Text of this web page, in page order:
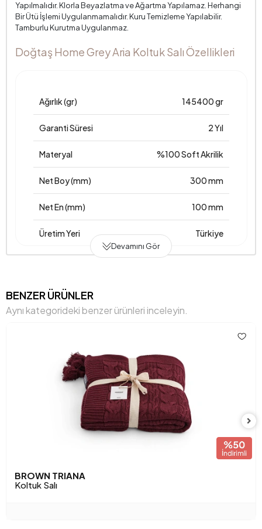
Yapılmalıdır. Klorla Beyazlatma ve Ağartma Yapılamaz. Herhangi
Bir Ütü İşlemi Uygulanmamalıdır. Kuru Temizleme Yapılabilir.
Tamburlu Kurutma Uygulanmaz.
Doğtaş Home Grey Aria Koltuk Salı Özellikleri
Ağırlık (gr) 145400 gr
Garanti Süresi 2 Yıl
Materyal %100 Soft Akrilik
Net Boy (mm) 300 mm
Net En (mm) 100 mm
Üretim Yeri Türkiye
Devamını Gör
BENZER ÜRÜNLER
Aynı kategorideki benzer ürünleri inceleyin.
BROWN TRIANA
Koltuk Salı